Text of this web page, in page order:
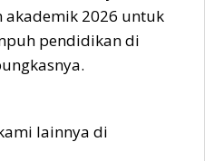
akademik 2026 untuk
pendidikan di
lainnya di